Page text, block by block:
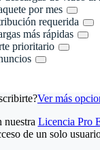
por mes
requerida
más rápidas
prioritario
Ver más
nuestra Licencia Pro
de un solo